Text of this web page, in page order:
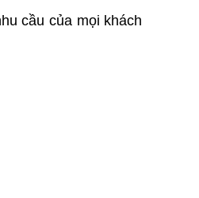
cầu của mọi khách